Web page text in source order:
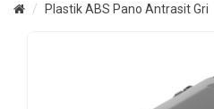
Plastik ABS Pano Antrasit Gri